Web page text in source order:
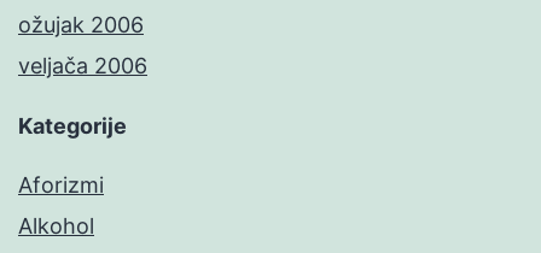
ožujak 2006
veljača 2006
Kategorije
Aforizmi
Alkohol